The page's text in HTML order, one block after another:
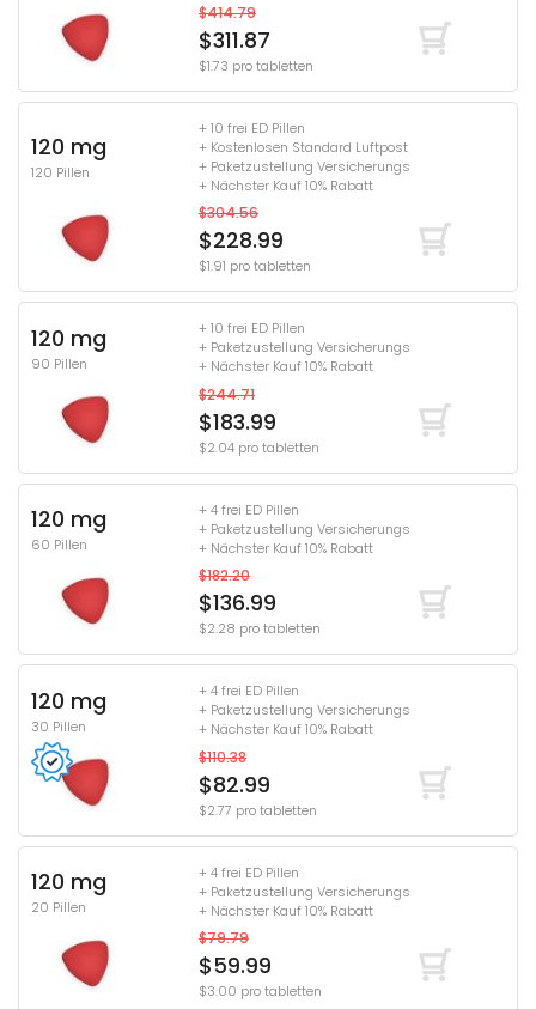
$414.79
$311.87
$1.73 pro tabletten
120 mg
120 Pillen
+ 10 frei ED Pillen
+ Kostenlosen Standard Luftpost
+ Paketzustellung Versicherungs
+ Nächster Kauf 10% Rabatt
$304.56
$228.99
$1.91 pro tabletten
120 mg
90 Pillen
+ 10 frei ED Pillen
+ Paketzustellung Versicherungs
+ Nächster Kauf 10% Rabatt
$244.71
$183.99
$2.04 pro tabletten
120 mg
60 Pillen
+ 4 frei ED Pillen
+ Paketzustellung Versicherungs
+ Nächster Kauf 10% Rabatt
$182.20
$136.99
$2.28 pro tabletten
120 mg
30 Pillen
+ 4 frei ED Pillen
+ Paketzustellung Versicherungs
+ Nächster Kauf 10% Rabatt
$110.38
$82.99
$2.77 pro tabletten
120 mg
20 Pillen
+ 4 frei ED Pillen
+ Paketzustellung Versicherungs
+ Nächster Kauf 10% Rabatt
$79.79
$59.99
$3.00 pro tabletten